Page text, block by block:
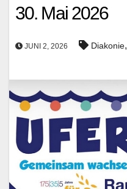
30. Mai 2026
JUNI 2, 2026 Diakonie,